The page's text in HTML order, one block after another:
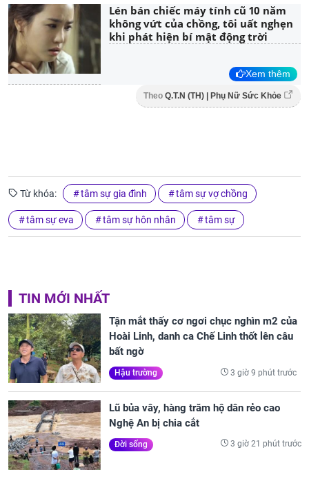
Lén bán chiếc máy tính cũ 10 năm
không vứt của chồng, tôi uất nghẹn
khi phát hiện bí mật động trời
Xem thêm
Theo Q.T.N (TH) | Phụ Nữ Sức Khỏe
Từ khóa: tâm sự gia đình tâm sự vợ chồng
tâm sự eva tâm sự hôn nhân tâm sự
TIN MỚI NHẤT
Tận mắt thấy cơ ngơi chục nghìn m2 của
Hoài Linh, danh ca Chế Linh thốt lên câu
bất ngờ
Hậu trường 3 giờ 9 phút trước
Lũ bủa vây, hàng trăm hộ dân rẻo cao
Nghệ An bị chia cắt
Đời sống 3 giờ 21 phút trước